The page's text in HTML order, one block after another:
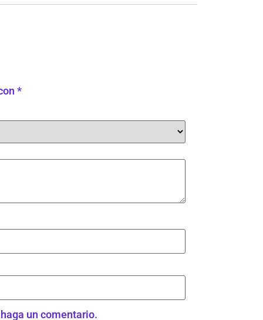
*
un comentario.